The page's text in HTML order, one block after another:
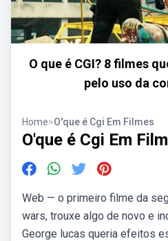
O que é CGI? 8 filmes
pelo uso da
Home>O'que é Cgi Em Filmes
O'que é Cgi Em
Web — o primeiro filme da
wars, trouxe algo de novo e
George lucas queria efeitos